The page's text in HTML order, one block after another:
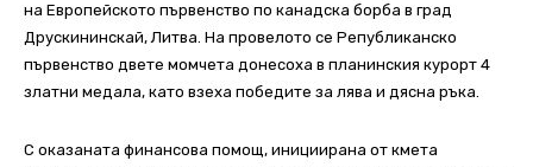
на Европейското първенство по канадска борба в град
Друскининскай, Литва. На провелото се Републиканско
първенство двете момчета донесоха в планинския курорт 4
златни медала, като взеха победите за лява и дясна ръка.
С оказаната финансова помощ, инициирана от кмета